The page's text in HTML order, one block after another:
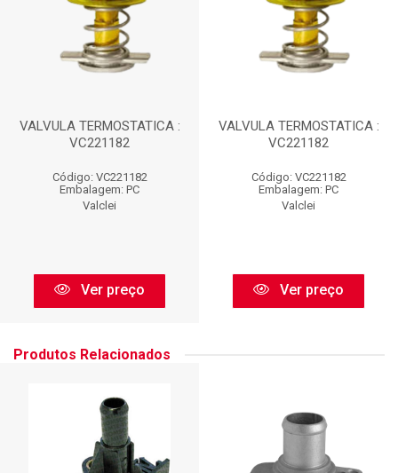
VALVULA TERMOSTATICA :
VC221182
Código: VC221182
Embalagem: PC
Valclei
Ver preço
VALVULA TERMOSTATICA :
VC221182
Código: VC221182
Embalagem: PC
Valclei
Ver preço
Produtos Relacionados